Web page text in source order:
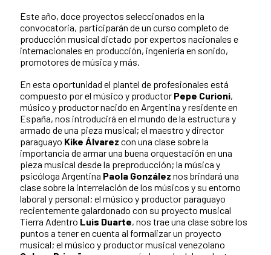
Este año, doce proyectos seleccionados en la
convocatoria, participarán de un curso completo de
producción musical dictado por expertos nacionales e
internacionales en producción, ingeniería en sonido,
promotores de música y más.
En esta oportunidad el plantel de profesionales está
compuesto por el músico y productor Pepe Curioni,
músico y productor nacido en Argentina y residente en
España, nos introducirá en el mundo de la estructura y
armado de una pieza musical; el maestro y director
paraguayo Kike Álvarez con una clase sobre la
importancia de armar una buena orquestación en una
pieza musical desde la preproducción; la música y
psicóloga Argentina Paola González nos brindará una
clase sobre la interrelación de los músicos y su entorno
laboral y personal; el músico y productor paraguayo
recientemente galardonado con su proyecto musical
Tierra Adentro Luis Duarte, nos trae una clase sobre los
puntos a tener en cuenta al formalizar un proyecto
musical; el músico y productor musical venezolano